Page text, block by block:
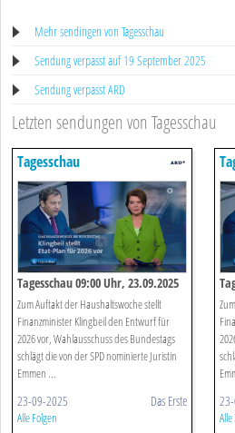
Mehr sendingen von Tagesschau
Sendung verpasst auf 19 September 2025
Sendung verpasst ARD
Letzten sendungen von Tagesschau
Tagesschau
Tagesschau 09:00 Uhr, 23.09.2025
Zum Auftakt der Haushaltswoche stellt
Finanzminister Klingbeil den Entwurf für
2026 vor, Wahlausschuss des Bundestags
schlägt die von der SPD nominierte Juristin
Emmen ...
23-09-2025 Das Erste
Alle Folgen